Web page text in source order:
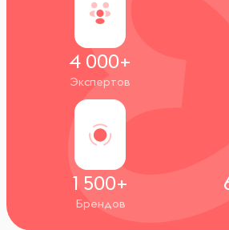
4 000+
Экспертов
1 500+
Брендов